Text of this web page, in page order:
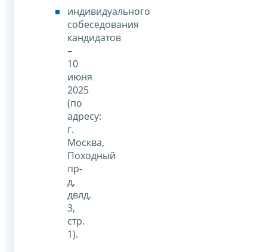
индивидуального
собеседования
кандидатов
–
10
июня
2025
(по
адресу:
г.
Москва,
Походный
пр-
д,
двлд.
3,
стр.
1).